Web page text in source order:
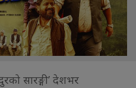
सारङ्गी’ देशभर